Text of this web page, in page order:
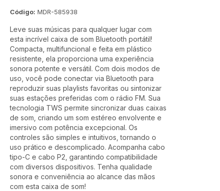
Código: MDR-585938
Leve suas músicas para qualquer lugar com
esta incrível caixa de som Bluetooth portátil!
Compacta, multifuncional e feita em plástico
resistente, ela proporciona uma experiência
sonora potente e versátil. Com dois modos de
uso, você pode conectar via Bluetooth para
reproduzir suas playlists favoritas ou sintonizar
suas estações preferidas com o rádio FM. Sua
tecnologia TWS permite sincronizar duas caixas
de som, criando um som estéreo envolvente e
imersivo com potência excepcional. Os
controles são simples e intuitivos, tornando o
uso prático e descomplicado. Acompanha cabo
tipo-C e cabo P2, garantindo compatibilidade
com diversos dispositivos. Tenha qualidade
sonora e conveniência ao alcance das mãos
com esta caixa de som!